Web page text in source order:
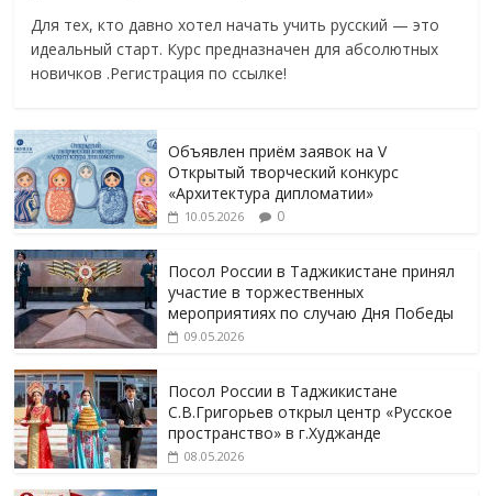
Для тех, кто давно хотел начать учить русский — это
идеальный старт. Курс предназначен для абсолютных
новичков .Регистрация по ссылке!
Объявлен приём заявок на V
Открытый творческий конкурс
«Архитектура дипломатии»
10.05.2026 0
Посол России в Таджикистане принял
участие в торжественных
мероприятиях по случаю Дня Победы
09.05.2026
Посол России в Таджикистане
С.В.Григорьев открыл центр «Русское
пространство» в г.Худжанде
08.05.2026